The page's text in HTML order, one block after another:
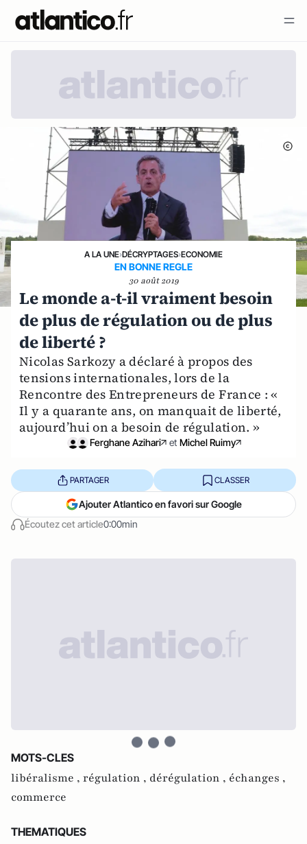
A LA UNE›DÉCRYPTAGES›ECONOMIE
EN BONNE REGLE
30 août 2019
Le monde a-t-il vraiment besoin
de plus de régulation ou de plus
de liberté ?
Nicolas Sarkozy a déclaré à propos des
tensions internationales, lors de la
Rencontre des Entrepreneurs de France : «
Il y a quarante ans, on manquait de liberté,
aujourd’hui on a besoin de régulation. »
Ferghane Azihari et Michel Ruimy
Écoutez cet article0:00min
PARTAGER CLASSER
Ajouter Atlantico en favori sur Google
MOTS-CLES
libéralisme , régulation , dérégulation , échanges ,
commerce
THEMATIQUES